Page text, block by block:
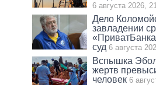
6 августа 2026,
Дело
завладении
суд 6 августа
Вспышка
жертв
человек 6